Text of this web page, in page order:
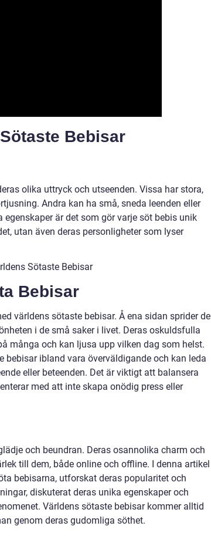
Bebisar
olika uttryck och utseenden. Vissa har stora,
Andra kan ha små, sneda leenden eller
är det som gör varje söt bebis unik
utan även deras personligheter som lyser
Sötaste Bebisar
Bebisar
världens sötaste bebisar. Å ena sidan sprider de
i de små saker i livet. Deras oskuldsfulla
många och kan ljusa upp vilken dag som helst.
ibland vara överväldigande och kan leda
eller beteenden. Det är viktigt att balansera
med att inte skapa onödig press eller
och beundran. Deras osannolika charm och
till dem, både online och offline. I denna artikel
bebisarna, utforskat deras popularitet och
diskuterat deras unika egenskaper och
Världens sötaste bebisar kommer alltid
genom deras gudomliga söthet.